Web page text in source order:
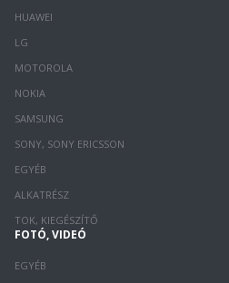
HUAWEI
LG
MOTOROLA
NOKIA
SAMSUNG
SONY, SONY ERICSSON
EGYÉB
ALKATRÉSZ
TOK, KIEGÉSZÍTŐ
FOTÓ, VIDEÓ
EGYÉB